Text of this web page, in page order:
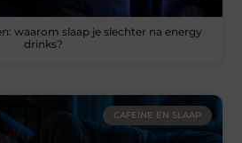
waarom slaap je slechter na energy
drinks?
CAFEÏNE EN SLAAP